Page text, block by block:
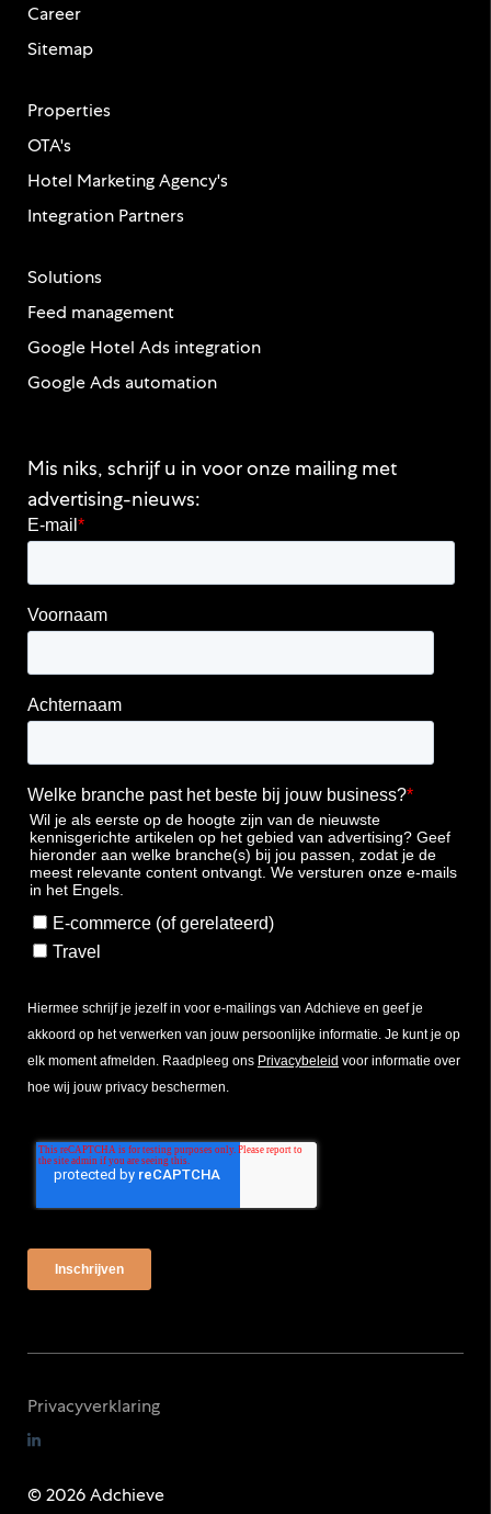
Career
Sitemap
Properties
OTA's
Hotel Marketing Agency's
Integration Partners
Solutions
Feed management
Google Hotel Ads integration
Google Ads automation
Mis niks, schrijf u in voor onze mailing met
advertising-nieuws:
E-mail *
Voornaam
Achternaam
Welke branche past het beste bij jouw business?*
Wil je als eerste op de hoogte zijn van de nieuwste
kennisgerichte artikelen op het gebied van advertising? Geef
hieronder aan welke branche(s) bij jou passen, zodat je de
meest relevante content ontvangt. We versturen onze e-mails
in het Engels.
E-commerce (of gerelateerd)
Travel
Hiermee schrijf je jezelf in voor e-mailings van Adchieve en geef je
akkoord op het verwerken van jouw persoonlijke informatie. Je kunt je op
elk moment afmelden. Raadpleeg ons Privacybeleid voor informatie over
hoe wij jouw privacy beschermen.
Privacyverklaring
© 2026 Adchieve